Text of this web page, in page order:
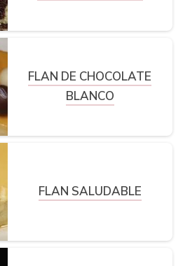
FLAN DE CHOCOLATE
BLANCO
FLAN SALUDABLE